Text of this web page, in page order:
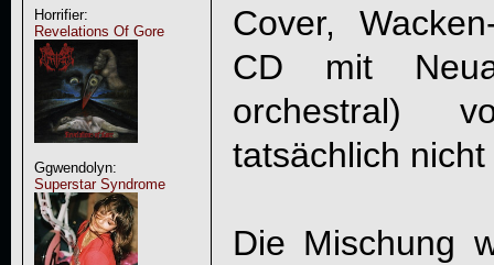
Horrifier:
Revelations Of Gore
Ggwendolyn:
Superstar Syndrome
Cover,
CD mit
orchestral)
tatsächlich
Die Mischung